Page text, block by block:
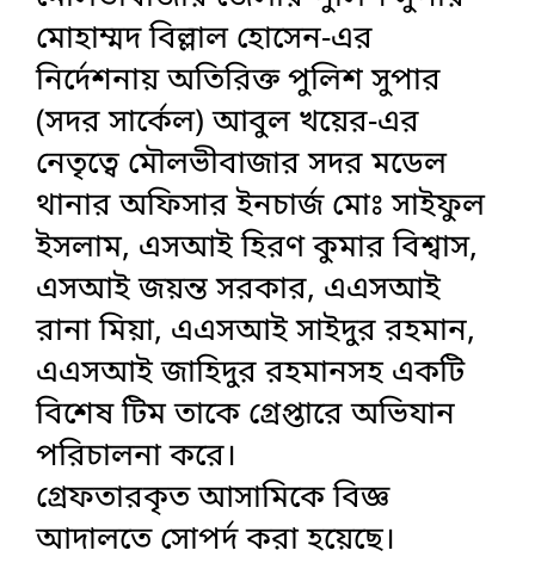
মোহাম্মদ বিল্লাল হোসেন-এর
নির্দেশনায় অতিরিক্ত পুলিশ সুপার
(সদর সার্কেল) আবুল খয়ের-এর
নেতৃত্বে মৌলভীবাজার সদর মডেল
থানার অফিসার ইনচার্জ মোঃ সাইফুল
ইসলাম, এসআই হিরণ কুমার বিশ্বাস,
এসআই জয়ন্ত সরকার, এএসআই
রানা মিয়া, এএসআই সাইদুর রহমান,
এএসআই জাহিদুর রহমানসহ একটি
বিশেষ টিম তাকে গ্রেপ্তারে অভিযান
পরিচালনা করে।
গ্রেফতারকৃত আসামিকে বিজ্ঞ
আদালতে সোপর্দ করা হয়েছে।